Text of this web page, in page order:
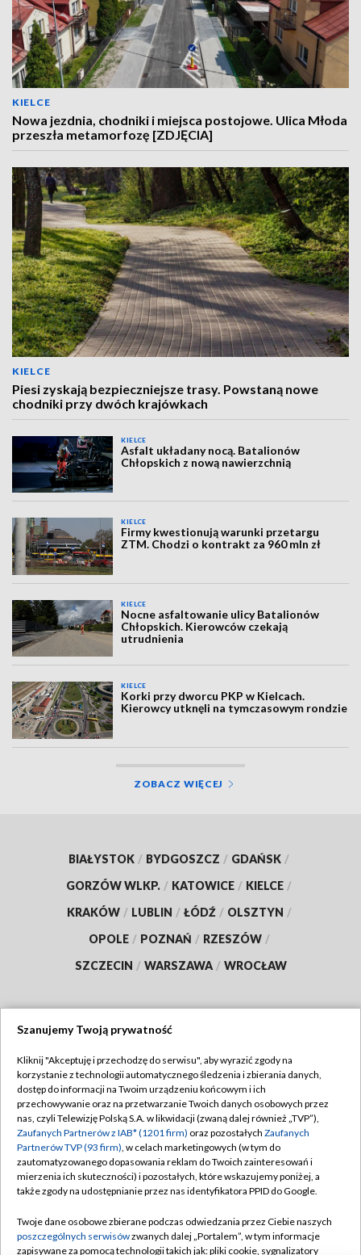
KIELCE
Nowa jezdnia, chodniki i miejsca postojowe. Ulica Młoda
przeszła metamorfozę [ZDJĘCIA]
KIELCE
Piesi zyskają bezpieczniejsze trasy. Powstaną nowe
chodniki przy dwóch krajówkach
KIELCE
Asfalt układany nocą. Batalionów
Chłopskich z nową nawierzchnią
KIELCE
Firmy kwestionują warunki przetargu
ZTM. Chodzi o kontrakt za 960 mln zł
KIELCE
Nocne asfaltowanie ulicy Batalionów
Chłopskich. Kierowców czekają
utrudnienia
KIELCE
Korki przy dworcu PKP w Kielcach.
Kierowcy utknęli na tymczasowym rondzie
ZOBACZ WIĘCEJ
BIAŁYSTOK / BYDGOSZCZ / GDAŃSK /
GORZÓW WLKP. / KATOWICE / KIELCE /
KRAKÓW / LUBLIN / ŁÓDŹ / OLSZTYN /
OPOLE / POZNAŃ / RZESZÓW /
SZCZECIN / WARSZAWA / WROCŁAW
TVP
Abonament TVP
Emisja w TVP
Centrum informacji TVP
Naziemna Telewizja Cyfrowa
Rada Programowa
Regulamin TVP
Polityka prywatności
Moje zgody
Pomoc
Kontakt
Szanujemy Twoją prywatność
Kliknij "Akceptuję i przechodzę do serwisu", aby wyrazić zgody na
korzystanie z technologii automatycznego śledzenia i zbierania danych,
dostęp do informacji na Twoim urządzeniu końcowym i ich
przechowywanie oraz na przetwarzanie Twoich danych osobowych przez
nas, czyli Telewizję Polską S.A. w likwidacji (zwaną dalej również „TVP”),
Zaufanych Partnerów z IAB* (1201 firm) oraz pozostałych Zaufanych
Partnerów TVP (93 firm), w celach marketingowych (w tym do
zautomatyzowanego dopasowania reklam do Twoich zainteresowań i
mierzenia ich skuteczności) i pozostałych, które wskazujemy poniżej, a
także zgody na udostępnianie przez nas identyfikatora PPID do Google.
Twoje dane osobowe zbierane podczas odwiedzania przez Ciebie naszych
poszczególnych serwisówzwanych dalej „Portalem”, w tym informacje
zapisywane za pomocą technologii takich jak: pliki cookie, sygnalizatory